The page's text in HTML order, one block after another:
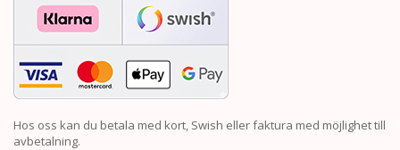
Hos oss kan du betala med kort, Swish eller faktura med möjlighet till
avbetalning.